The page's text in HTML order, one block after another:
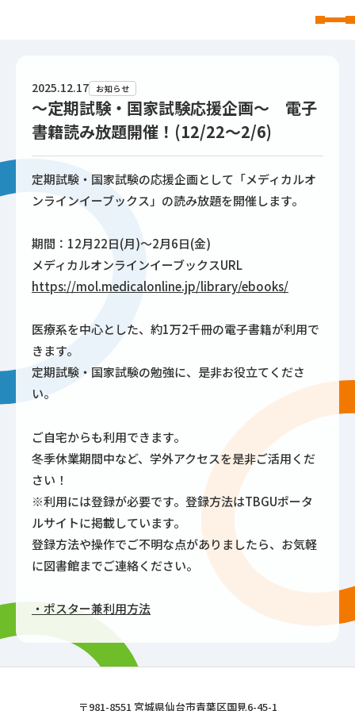
2025.12.17 お知らせ
～定期試験・国家試験応援企画～ 電子
書籍読み放題開催！(12/22～2/6)
定期試験・国家試験の応援企画として「メディカルオ
ンラインイーブックス」の読み放題を開催します。
期間：12月22日(月)～2月6日(金)
メディカルオンラインイーブックスURL
https://mol.medicalonline.jp/library/ebooks/
医療系を中心とした、約1万2千冊の電子書籍が利用で
きます。
定期試験・国家試験の勉強に、是非お役立てくださ
い。
ご自宅からも利用できます。
冬季休業期間中など、学外アクセスを是非ご活用くだ
さい！
※利用には登録が必要です。登録方法はTBGUポータ
ルサイトに掲載しています。
登録方法や操作でご不明な点がありましたら、お気軽
に図書館までご連絡ください。
・ポスター兼利用方法
〒981-8551 宮城県仙台市青葉区国見6-45-1